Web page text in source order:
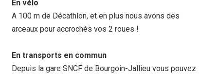
En vélo
A 100 m de Décathlon, et en plus nous avons des
arceaux pour accrochés vos 2 roues !
En transports en commun
Depuis la gare SNCF de Bourgoin-Jallieu vous pouvez